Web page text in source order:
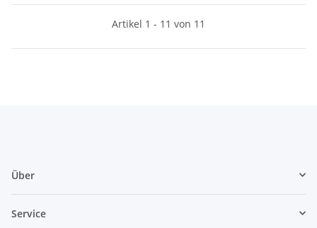
Artikel 1 - 11 von 11
Über
Service